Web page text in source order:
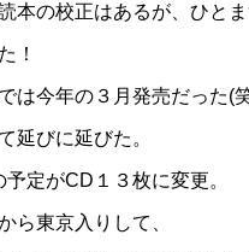
本の校正はあるが、ひと
！
は今年の３月発売だった(
延びに延びた。
定がCD１３枚に変更。
ら東京入りして、